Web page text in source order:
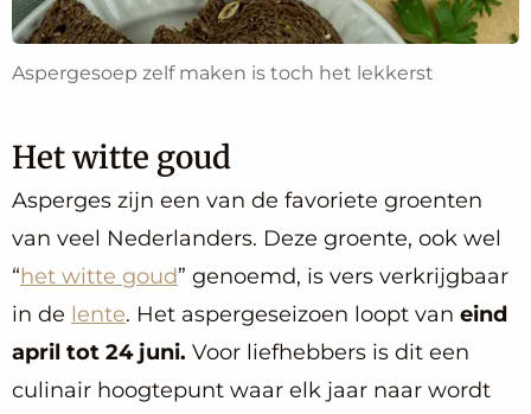
Aspergesoep zelf maken is toch het lekkerst
Het witte goud
Asperges zijn een van de favoriete groenten
van veel Nederlanders. Deze groente, ook wel
“het witte goud” genoemd, is vers verkrijgbaar
in de lente. Het aspergeseizoen loopt van eind
april tot 24 juni. Voor liefhebbers is dit een
culinair hoogtepunt waar elk jaar naar wordt